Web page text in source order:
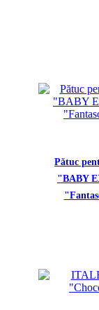
Pătuc
"BABY